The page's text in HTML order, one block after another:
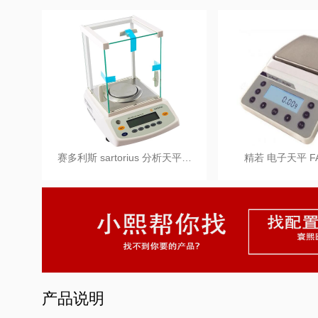
赛多利斯 sartorius 分析天平… 精若 电子天平
产品说明